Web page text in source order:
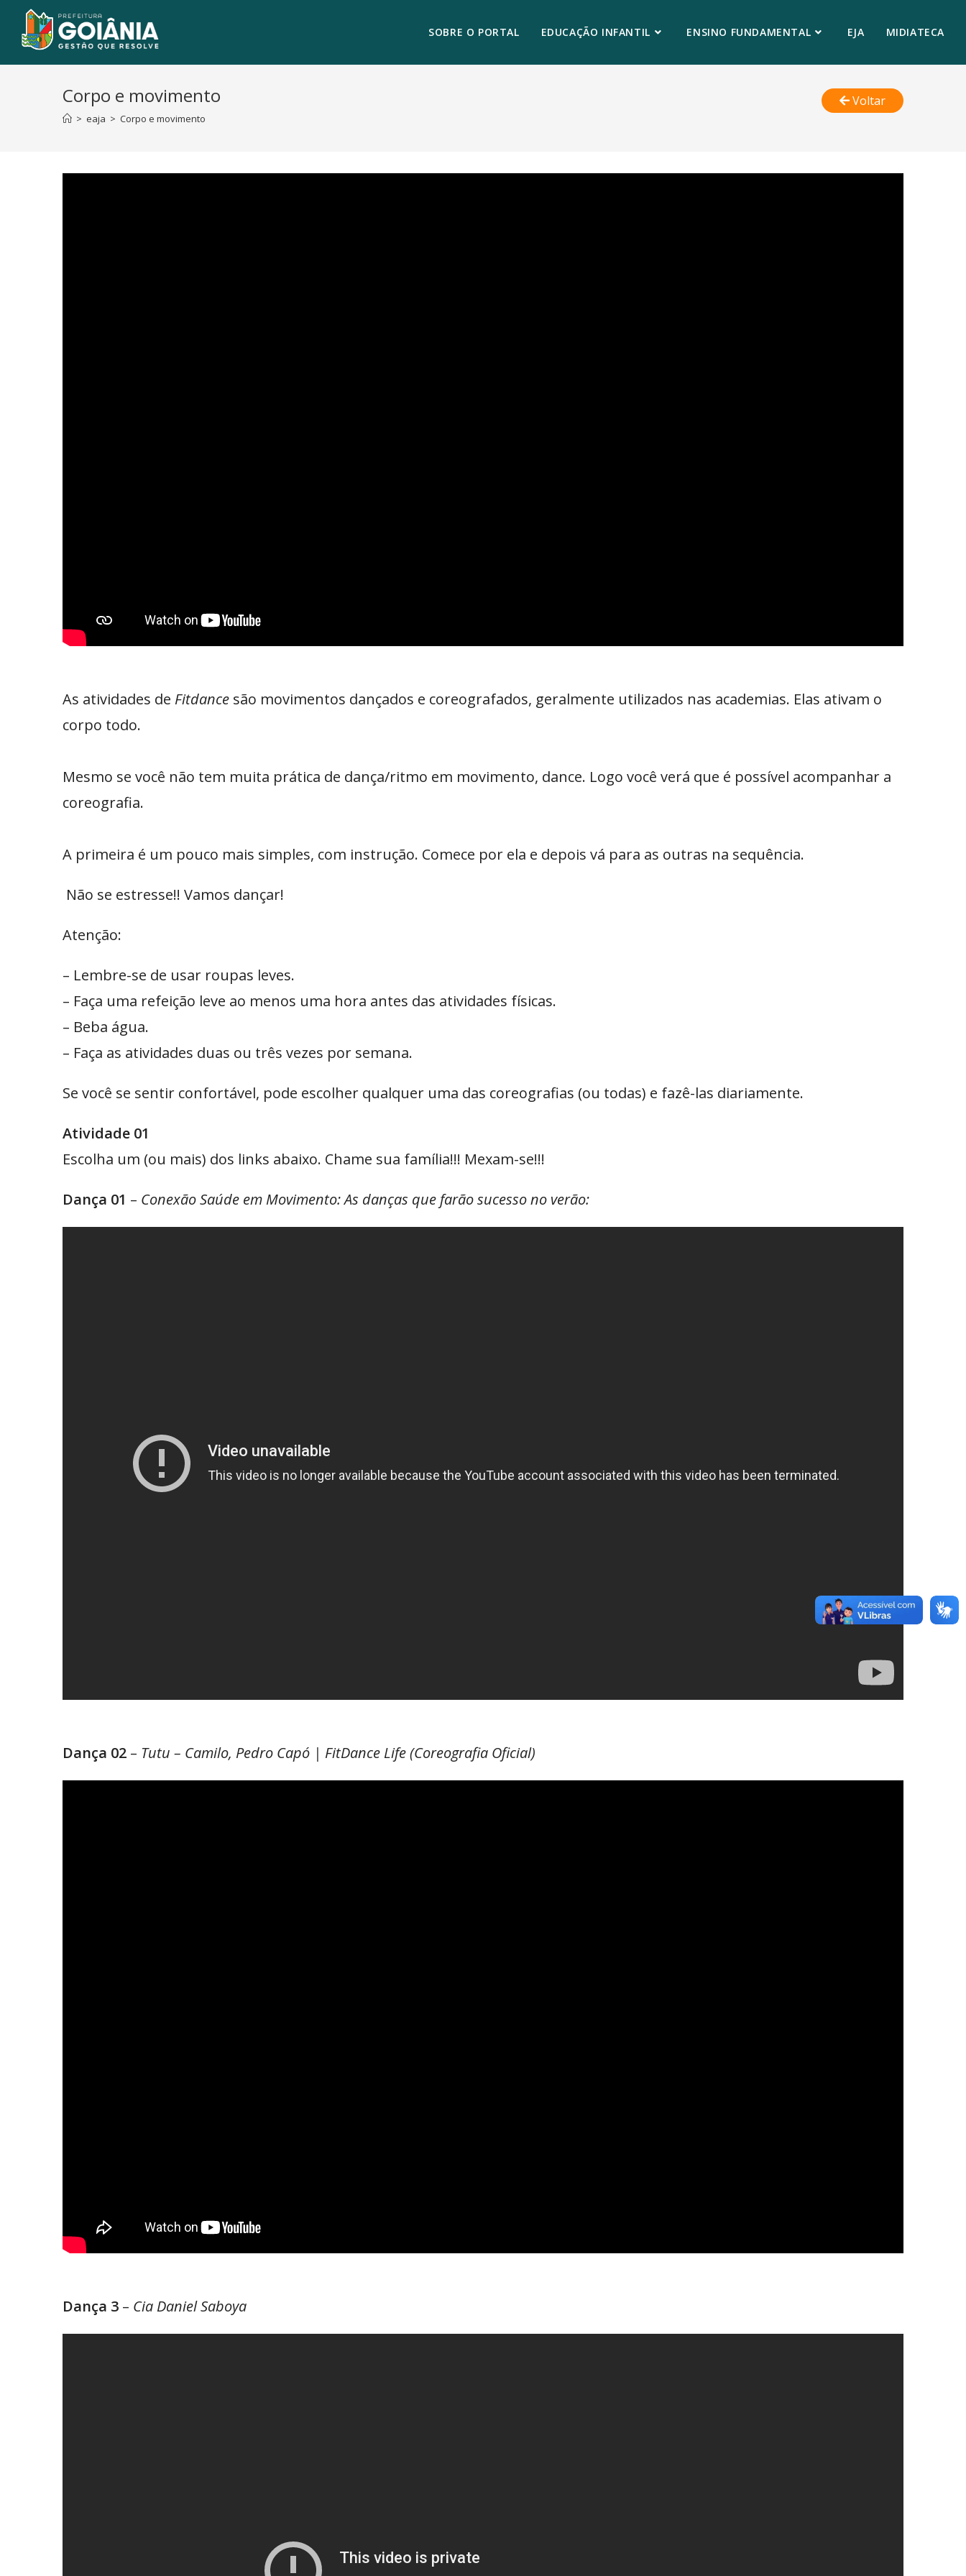
SOBRE O PORTAL EDUCAÇÃO INFANTIL ENSINO FUNDAMENTAL EJA MIDIATECA
Corpo e movimento
> eaja > Corpo e movimento
Voltar
As atividades de Fitdance são movimentos dançados e coreografados, geralmente utilizados nas academias. Elas ativam o
corpo todo.
Mesmo se você não tem muita prática de dança/ritmo em movimento, dance. Logo você verá que é possível acompanhar a
coreografia.
A primeira é um pouco mais simples, com instrução. Comece por ela e depois vá para as outras na sequência.
Não se estresse!! Vamos dançar!
Atenção:
– Lembre-se de usar roupas leves.
– Faça uma refeição leve ao menos uma hora antes das atividades físicas.
– Beba água.
– Faça as atividades duas ou três vezes por semana.
Se você se sentir confortável, pode escolher qualquer uma das coreografias (ou todas) e fazê-las diariamente.
Atividade 01
Escolha um (ou mais) dos links abaixo. Chame sua família!!! Mexam-se!!!
Dança 01 – Conexão Saúde em Movimento: As danças que farão sucesso no verão:
Dança 02 – Tutu – Camilo, Pedro Capó | FitDance Life (Coreografia Oficial)
Dança 3 – Cia Daniel Saboya